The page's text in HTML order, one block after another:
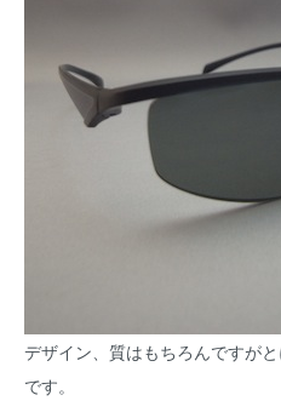
デザイン、質はもちろんですが
です。